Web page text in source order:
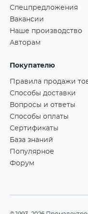
Спецпредложения
Вакансии
Наше производство
Авторам
Покупателю
Правила продажи
Способы доставки
Вопросы и ответы
Способы оплаты
Сертификаты
База знаний
Популярное
Форум